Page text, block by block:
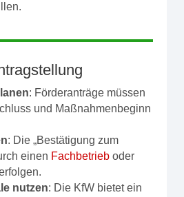
: Förderanträge müssen
und Maßnahmenbeginn
: Die „Bestätigung zum
einen Fachbetrieb oder
nutzen: Die KfW bietet ein